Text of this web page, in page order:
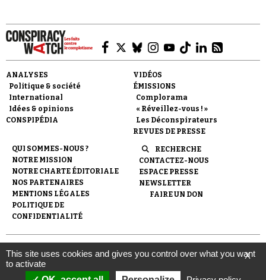
ANALYSES
Politique & société
International
Idées & opinions
CONSPIPÉDIA
VIDÉOS
ÉMISSIONS
Complorama
« Réveillez-vous ! »
Les Déconspirateurs
REVUES DE PRESSE
QUI SOMMES-NOUS ?
NOTRE MISSION
NOTRE CHARTE ÉDITORIALE
NOS PARTENAIRES
MENTIONS LÉGALES
POLITIQUE DE
CONFIDENTIALITÉ
RECHERCHE
CONTACTEZ-NOUS
ESPACE PRESSE
NEWSLETTER
FAIRE UN DON
© 2007- 2026 Conspiracy Watch | Une réalisation de
l'Observatoire du conspirationnisme (association loi de 1901) avec
le soutien de la Fondation pour la Mémoire de la Shoah.
X
This site uses cookies and gives you control over what you want
to activate